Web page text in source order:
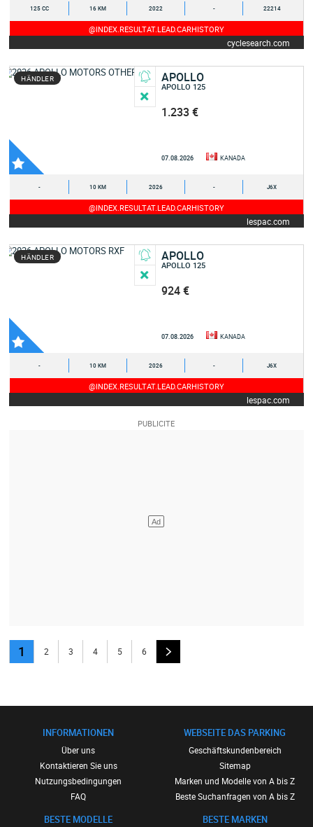
125 CC 16 KM 2022 - 22214
@INDEX.RESULTAT.LEAD.CARHISTORY
cyclesearch.com
HÄNDLER APOLLO
APOLLO 125
1.233 €
07.08.2026 KANADA
- 10 KM 2026 - J6X
@INDEX.RESULTAT.LEAD.CARHISTORY
lespac.com
HÄNDLER APOLLO
APOLLO 125
924 €
07.08.2026 KANADA
- 10 KM 2026 - J6X
@INDEX.RESULTAT.LEAD.CARHISTORY
lespac.com
1 2 3 4 5 6
INFORMATIONEN
Über uns
Kontaktieren Sie uns
Nutzungsbedingungen
FAQ
BESTE MODELLE
WEBSEITE DAS PARKING
Geschäftskundenbereich
Sitemap
Marken und Modelle von A bis Z
Beste Suchanfragen von A bis Z
BESTE MARKEN